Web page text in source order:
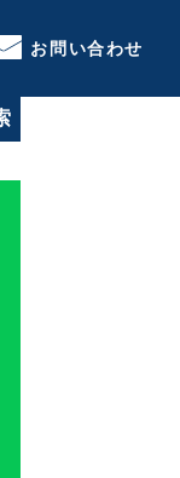
お問い合わせ